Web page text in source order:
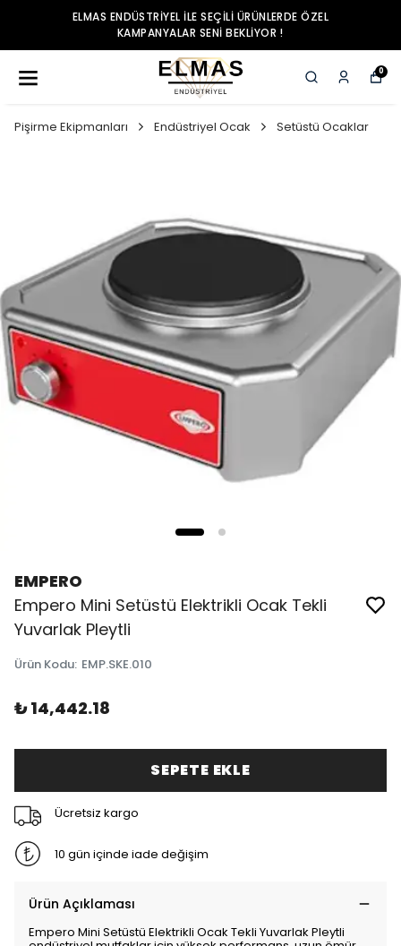
ENDÜSTRIYEL ILE SEÇILI ÜRÜNLERDE ÖZEL
KAMPANYALAR SENI BEKLIYOR !
0
Pişirme Ekipmanları Endüstriyel Ocak Setüstü Ocaklar
EMPERO
Empero Mini Setüstü Elektrikli Ocak Tekli
Yuvarlak Pleytli
Ürün Kodu: EMP.SKE.010
₺ 14,442.18
SEPETE EKLE
Ücretsiz kargo
10 gün içinde iade değişim
Ürün Açıklaması
Empero Mini Setüstü Elektrikli Ocak Tekli Yuvarlak Pleytli